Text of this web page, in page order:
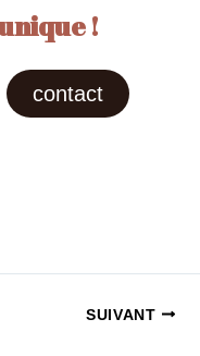
!
contact
SUIVANT